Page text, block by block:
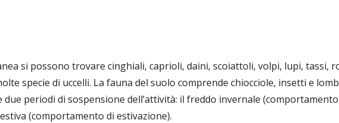
si possono trovare cinghiali, caprioli, daini, scoiattoli, volpi, lupi, tassi,
specie di uccelli. La fauna del suolo comprende chiocciole, insetti e
periodi di sospensione dell’attività: il freddo invernale
(comportamento di estivazione).